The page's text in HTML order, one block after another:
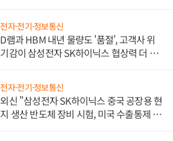
전자·전기·정보통신
D램과 HBM 내년 물량도 '품절', 고객사 위
기감이 삼성전자 SK하이닉스 협상력 더 키
전자·전기·정보통신
외신 "삼성전자 SK하이닉스 중국 공장용 현
지 생산 반도체 장비 시험, 미국 수출통제 대